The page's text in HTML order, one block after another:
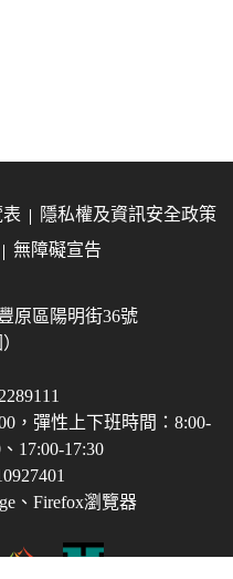
隱私權及資訊安全政策
無障礙宣告
原區陽明街36號
，彈性上下班時間：8:00-
17:00-17:30
、Firefox瀏覽器